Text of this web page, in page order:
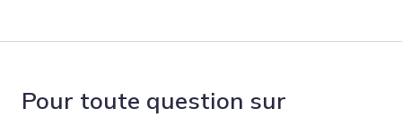
Pour toute question sur